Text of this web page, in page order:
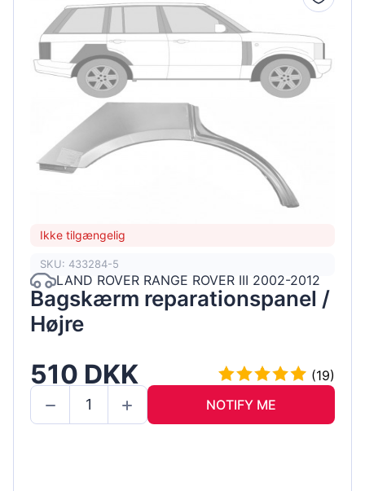
Ikke tilgængelig
SKU: 433284-5
LAND ROVER RANGE ROVER III 2002-2012
Bagskærm reparationspanel /
Højre
510 DKK
(19)
NOTIFY ME